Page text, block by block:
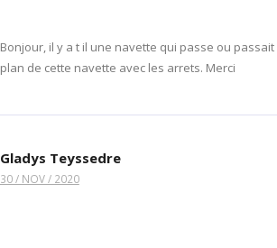
Bonjour, il y a t il une navette qui passe ou
plan de cette navette avec les arrets. Merci
Gladys Teyssedre
30 / NOV / 2020